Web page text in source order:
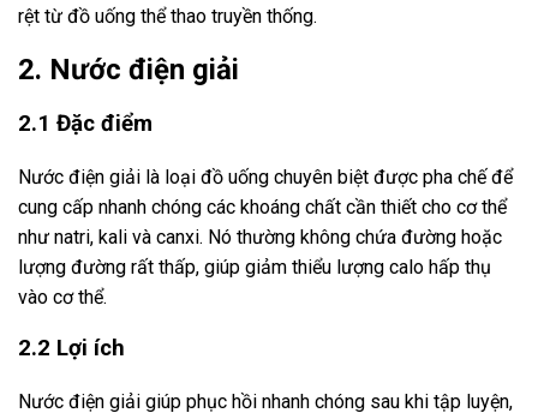
rệt từ đồ uống thể thao truyền thống.
2. Nước điện giải
2.1 Đặc điểm
Nước điện giải là loại đồ uống chuyên biệt được pha chế để
cung cấp nhanh chóng các khoáng chất cần thiết cho cơ thể
như natri, kali và canxi. Nó thường không chứa đường hoặc
lượng đường rất thấp, giúp giảm thiểu lượng calo hấp thụ
vào cơ thể.
2.2 Lợi ích
Nước điện giải giúp phục hồi nhanh chóng sau khi tập luyện,